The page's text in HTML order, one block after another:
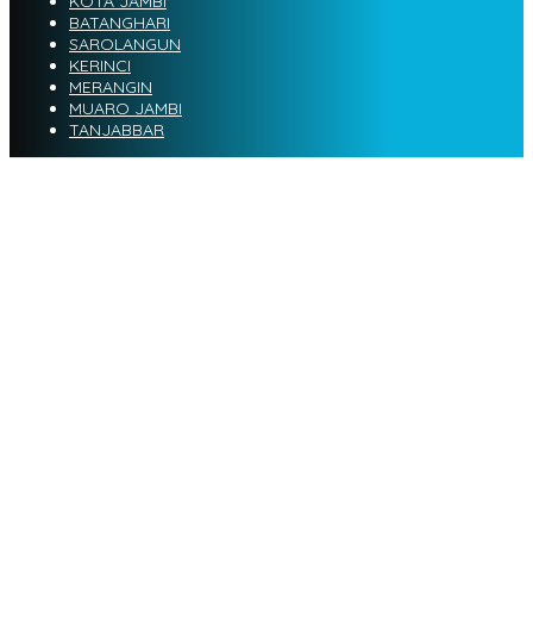
BATANGHARI
SAROLANGUN
KERINCI
MERANGIN
MUARO JAMBI
TANJABBAR